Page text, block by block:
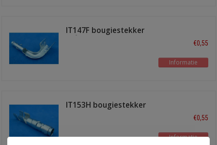
IT147F bougiestekker
90°
€0,55
Informatie
IT153H bougiestekker
€0,55
Informatie